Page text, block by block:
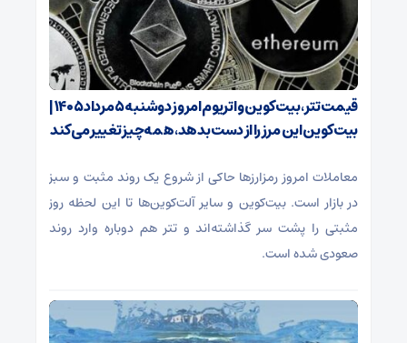
قیمت تتر، بیت‌کوین و اتریوم امروز دوشنبه ۵ مرداد ۱۴۰۵ |
بیت‌کوین این مرز را از دست بدهد، همه‌چیز تغییر می‌کند
معاملات امروز رمزارز‌ها حاکی از شروع یک روند مثبت و سبز
در بازار است. بیت‌کوین و سایر آلت‌کوین‌ها تا این لحظه روز
مثبتی را پشت سر گذاشته‌اند و تتر هم دوباره وارد روند
صعودی شده است.